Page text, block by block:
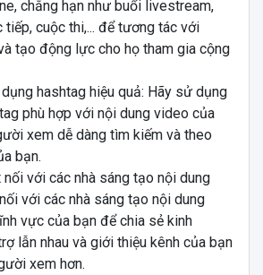
chẳng hạn như buổi livestream,
cuộc thi,... để tương tác với
tạo động lực cho họ tham gia cộng
hashtag hiệu quả: Hãy sử dụng
phù hợp với nội dung video của
xem dễ dàng tìm kiếm và theo
bạn.
với các nhà sáng tạo nội dung
với các nhà sáng tạo nội dung
vực của bạn để chia sẻ kinh
lẫn nhau và giới thiệu kênh của bạn
xem hơn.